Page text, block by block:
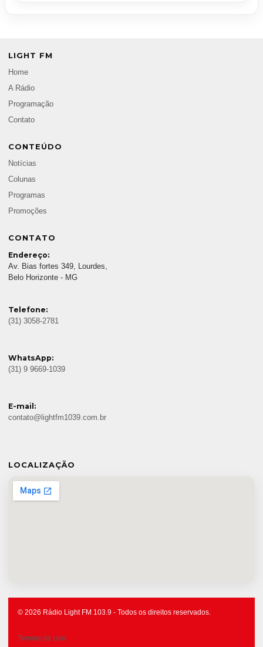
LIGHT FM
Home
A Rádio
Programação
Contato
CONTEÚDO
Notícias
Colunas
Programas
Promoções
CONTATO
Endereço:
Av. Bias fortes 349, Lourdes,
Belo Horizonte - MG
Telefone:
(31) 3058-2781
WhatsApp:
(31) 9 9669-1039
E-mail:
contato@lightfm1039.com.br
LOCALIZAÇÃO
© 2026 Rádio Light FM 103.9 - Todos os direitos reservados.
Termos de Uso